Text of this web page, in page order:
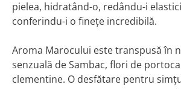
pielea, hidratând-o, redându-i
conferindu-i o fineţe incredibilă.
Aroma Marocului este transpusă în
senzuală de Sambac, flori de
clementine. O desfătare pentru